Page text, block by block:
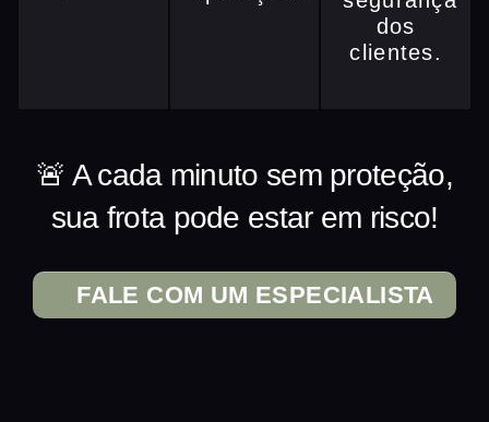
dos
clientes.
🚨 A cada minuto sem proteção,
sua frota pode estar em risco!
FALE COM UM ESPECIALISTA